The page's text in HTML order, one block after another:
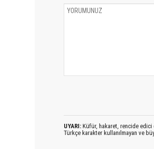
UYARI: Küfür, hakaret, rencide edici
Türkçe karakter kullanılmayan ve